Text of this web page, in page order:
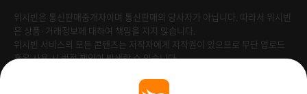
위시빈은 통신판매중개자이며 통신판매의 당사자가 아닙니다. 따라서 위시빈
은 상품·거래정보에 대하여 책임을 지지 않습니다.
위시빈 서비스의 모든 콘텐츠는 저작자에게 저작권이 있으므로 무단 업로드
혹은 사용 시 법적 책임이 발생할 수 있습니다.